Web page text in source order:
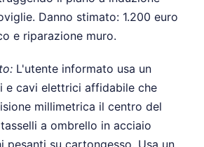
Danno stimato: 1.200 euro
e riparazione muro.
L'utente informato usa un
e cavi elettrici affidabile che
millimetrica il centro del
a ombrello in acciaio